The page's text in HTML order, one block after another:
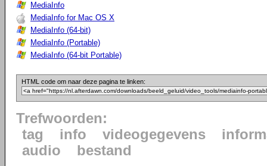
MediaInfo
MediaInfo for Mac OS X
MediaInfo (64-bit)
MediaInfo (Portable)
MediaInfo (64-bit Portable)
HTML code om naar deze pagina te linken:
Trefwoorden:
tag
info videogegevens
audio
bestand